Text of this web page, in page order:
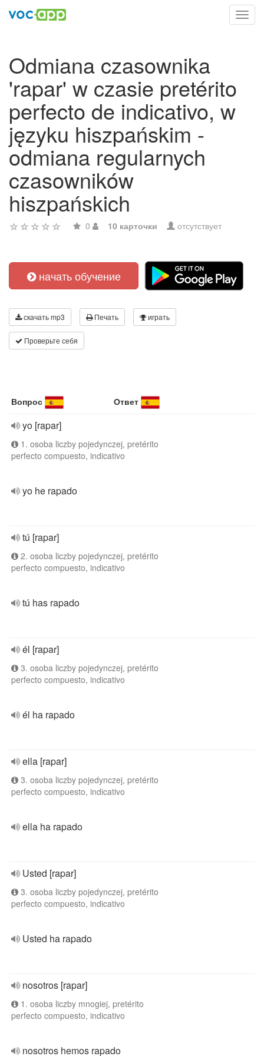
Odmiana czasownika
'rapar' w czasie pretérito
perfecto de indicativo, w
języku hiszpańskim -
odmiana regularnych
czasowników
hiszpańskich
0 10 карточки отсутствует
начать обучение
скачать mp3 Печать играть
Проверьте себя
Вопрос Ответ
yo [rapar]
1. osoba liczby pojedynczej, pretérito
perfecto compuesto, indicativo
yo he rapado
tú [rapar]
2. osoba liczby pojedynczej, pretérito
perfecto compuesto, indicativo
tú has rapado
él [rapar]
3. osoba liczby pojedynczej, pretérito
perfecto compuesto, indicativo
él ha rapado
ella [rapar]
3. osoba liczby pojedynczej, pretérito
perfecto compuesto, indicativo
ella ha rapado
Usted [rapar]
3. osoba liczby pojedynczej, pretérito
perfecto compuesto, indicativo
Usted ha rapado
nosotros [rapar]
1. osoba liczby mnogiej, pretérito
perfecto compuesto, indicativo
nosotros hemos rapado